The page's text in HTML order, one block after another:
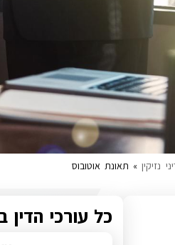
נזיקין» תאונת אוטובוס
כל עורכי